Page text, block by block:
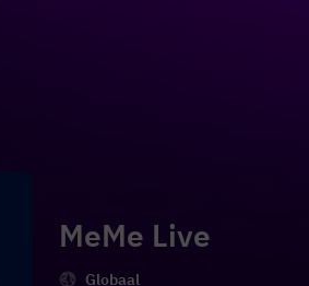
MeMe Live
Globaal